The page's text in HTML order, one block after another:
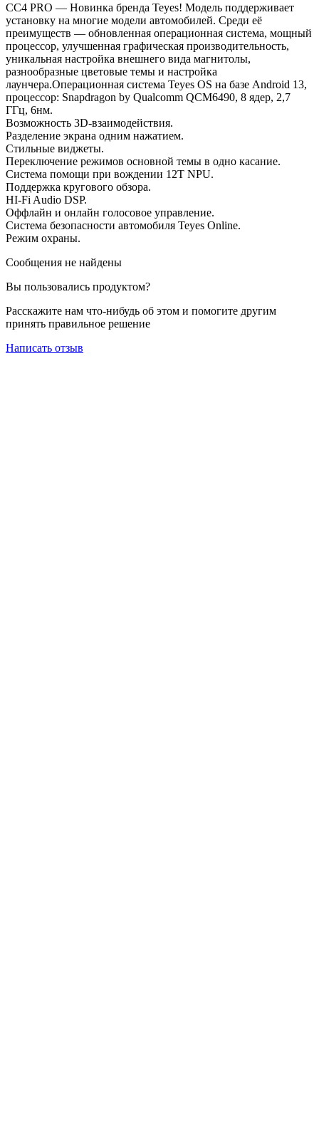
СС4 PRO — Новинка бренда Teyes! Модель поддерживает
установку на многие модели автомобилей. Среди её
преимуществ — обновленная операционная система, мощный
процессор, улучшенная графическая производительность,
уникальная настройка внешнего вида магнитолы,
разнообразные цветовые темы и настройка
лаунчера.Операционная система Teyes OS на базе Android 13,
процессор: Snapdragon by Qualcomm QCM6490, 8 ядер, 2,7
ГГц, 6нм.
Возможность 3D-взаимодействия.
Разделение экрана одним нажатием.
Стильные виджеты.
Переключение режимов основной темы в одно касание.
Система помощи при вождении 12T NPU.
Поддержка кругового обзора.
HI-Fi Audio DSP.
Оффлайн и онлайн голосовое управление.
Система безопасности автомобиля Teyes Online.
Режим охраны.
Сообщения не найдены
Вы пользовались продуктом?
Расскажите нам что-нибудь об этом и помогите другим
принять правильное решение
Написать отзыв